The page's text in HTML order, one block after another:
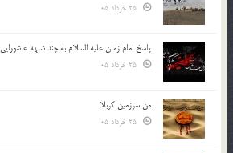
پاسخ امام زمان علیه السلام به چند شبهه عاشورایی
من سرزمین کربلا